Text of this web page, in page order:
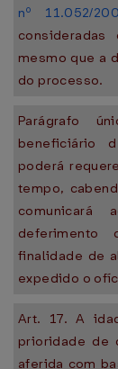
nº 11.052/
mesmo que a
do processo.
Parágrafo
beneficiário
poderá
tempo,
comunicará
deferimento
finalidade de
expedido o
Art. 17. A
prioridade de
aferida com